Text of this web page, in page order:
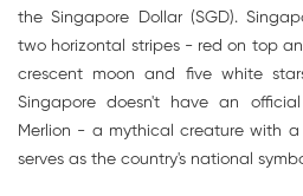
the Singapore Dollar (SGD).
two horizontal stripes - red on top
crescent moon and five white
Singapore doesn't have an
Merlion - a mythical creature with
serves as the country's national